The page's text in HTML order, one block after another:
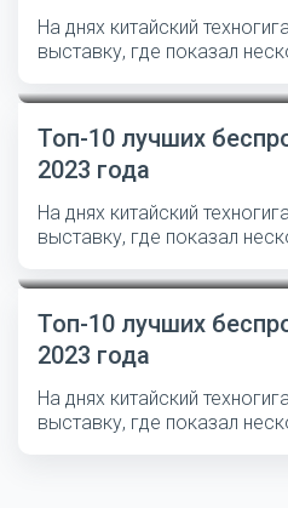
На днях китайский
выставку, где показал
Топ-10 лучших
2023 года
На днях китайский
выставку, где показал
Топ-10 лучших
2023 года
На днях китайский
выставку, где показал